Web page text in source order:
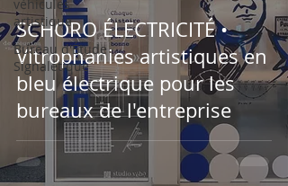
véhicules
artistique
Bureau d'Étude
Signalétique
SCHORO ÉLECTRICITÉ •
Vitrophanies artistiques en
bleu électrique pour les
bureaux de l'entreprise